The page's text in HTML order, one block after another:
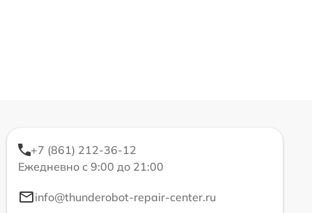
+7 (861) 212-36-12
Ежедневно с 9:00 до 21:00
info@thunderobot-repair-center.ru